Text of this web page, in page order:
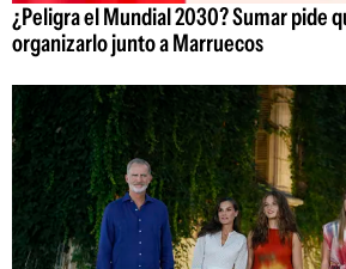
¿Peligra el Mundial 2030? Sumar pide
organizarlo junto a Marruecos